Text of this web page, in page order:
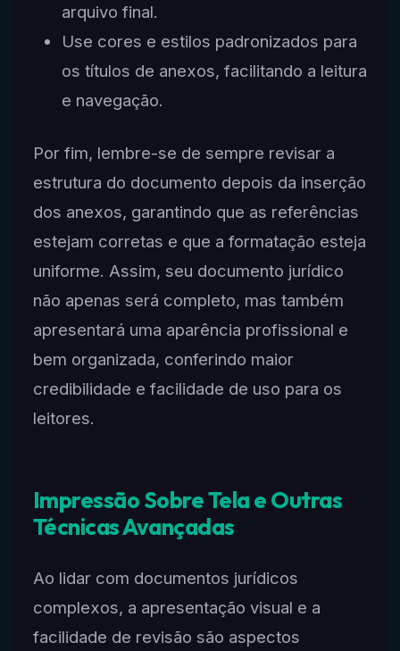
arquivo final.
Use cores e estilos padronizados para
os títulos de anexos, facilitando a leitura
e navegação.
Por fim, lembre-se de sempre revisar a
estrutura do documento depois da inserção
dos anexos, garantindo que as referências
estejam corretas e que a formatação esteja
uniforme. Assim, seu documento jurídico
não apenas será completo, mas também
apresentará uma aparência profissional e
bem organizada, conferindo maior
credibilidade e facilidade de uso para os
leitores.
Impressão Sobre Tela e Outras
Técnicas Avançadas
Ao lidar com documentos jurídicos
complexos, a apresentação visual e a
facilidade de revisão são aspectos